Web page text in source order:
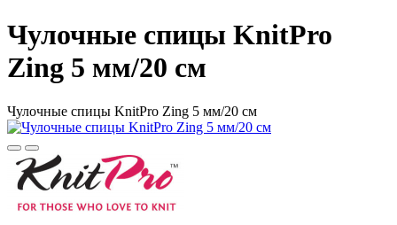
Чулочные спицы KnitPro
Zing 5 мм/20 см
Чулочные спицы KnitPro Zing 5 мм/20 см